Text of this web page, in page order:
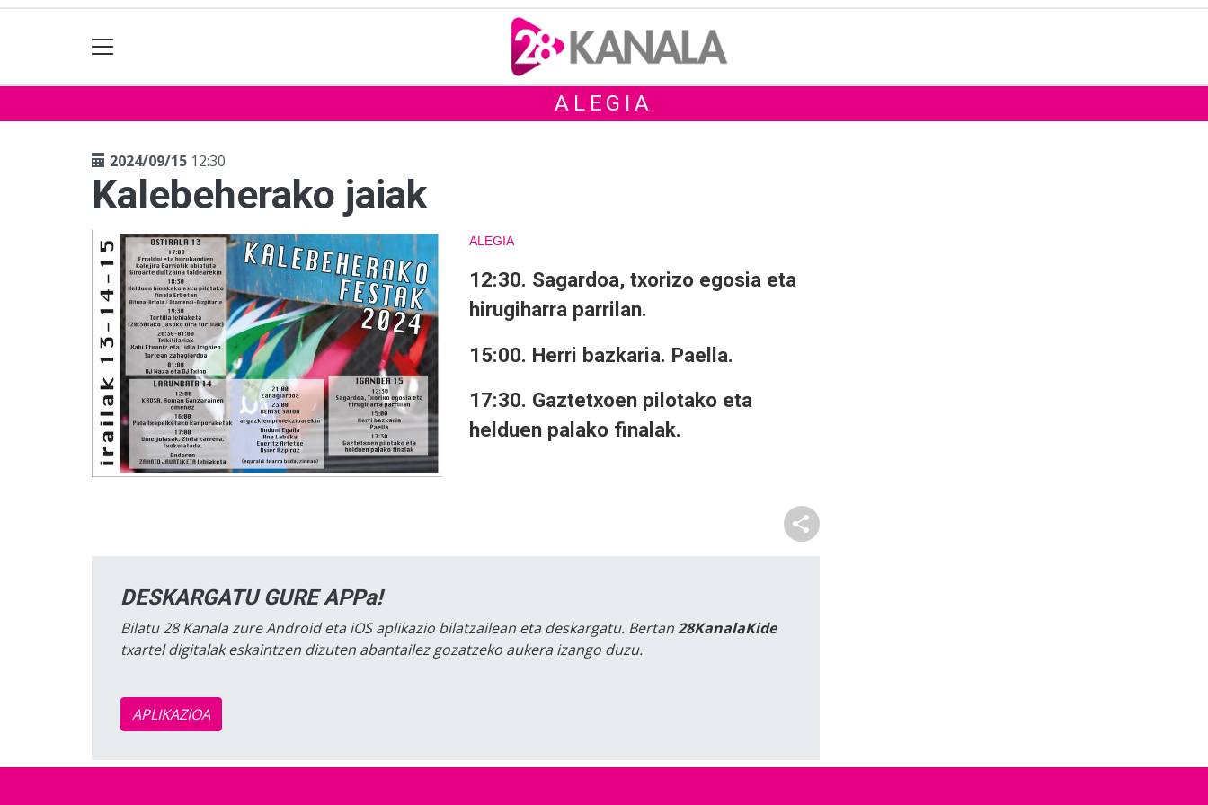
ALEGIA
2024/09/15 12:30
Kalebeherako jaiak
ALEGIA
12:30. Sagardoa, txorizo egosia eta
hirugiharra parrilan.
15:00. Herri bazkaria. Paella.
17:30. Gaztetxoen pilotako eta
helduen palako finalak.
DESKARGATU GURE APPa!
Bilatu 28 Kanala zure Android eta iOS aplikazio bilatzailean eta deskargatu. Bertan28KanalaKide
txartel digitalak eskaintzen dizuten abantailez gozatzeko aukera izango duzu.
APLIKAZIOA